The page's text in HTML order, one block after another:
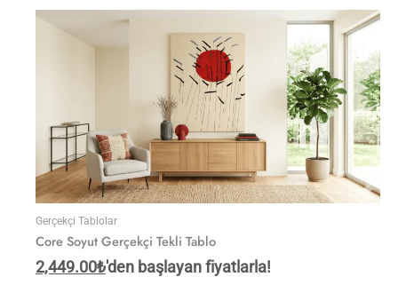
Gerçekçi Tablolar
Core Soyut Gerçekçi Tekli Tablo
2,449.00₺'den başlayan fiyatlarla!